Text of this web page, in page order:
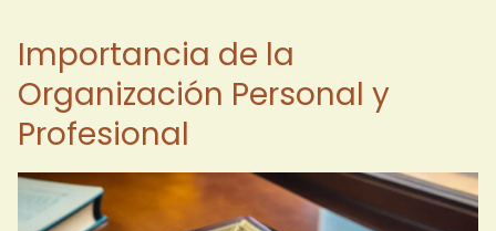
Importancia de la
Organización Personal y
Profesional